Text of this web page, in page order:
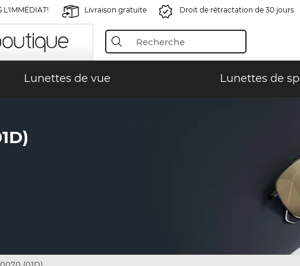
L'IMMÉDIAT! Livraison gratuite Droit de rétractation de 30 jours
Lunettes de vue Lunettes de